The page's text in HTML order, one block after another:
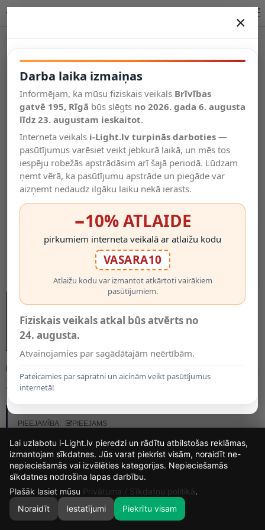
Salīdzināt
Vēlmju
saraksts
Valodas
0
MODELIS:
28.10€
PIEEJAMĪBA:
PIEEJAMS
×
Darba laika izmaiņas
Informējam, ka mūsu fiziskais veikals Brīvības
gatvē 195, Rīgā būs slēgts no 2026. gada 6. augusta
līdz 23. augustam ieskaitot.
Interneta veikals i-Light.lv turpinās darboties —
pasūtījumus varēsiet veikt jebkurā laikā, un mēs tos
iespēju robežās apstrādāsim arī šajā periodā. Lūdzam
ņemt vērā, ka pasūtījumu apstrāde un piegāde var
aizņemt nedaudz ilgāku laiku nekā ierasts.
−10% ATLAIDE
pirkumiem interneta veikalā ar atlaižu kodu
VASARA10
Atlaižu kodu var izmantot atkārtoti vairākiem
pasūtījumiem.
Fiziskais veikals atkal būs atvērts no
24. augusta.
Atvainojamies par sagādātajām neērtībām.
Pateicamies par sapratni un aicinām veikt pasūtījumus
internetā!
14
DIENAS
20
STUNDAS
39
MIN.
29
Lai uzlabotu i-Light.lv pieredzi un rādītu atbilstošas reklāmas,
izmantojam sīkdatnes. Jūs varat piekrist visām, noraidīt ne-
nepieciešamās vai izvēlēties kategorijas. Nepieciešamās
sīkdatnes nodrošina lapas darbību.
Plašāk lasiet mūsu Privātuma / Sīkdatņu politikā.
Noraidīt
Iestatījumi Piekrītu visam